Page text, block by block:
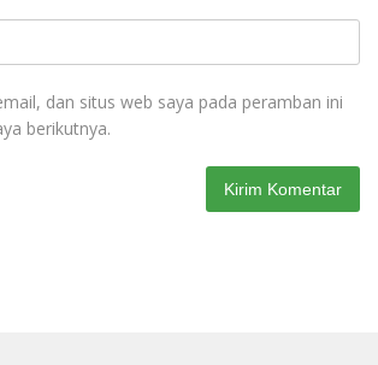
dan situs web saya pada peramban ini
berikutnya.